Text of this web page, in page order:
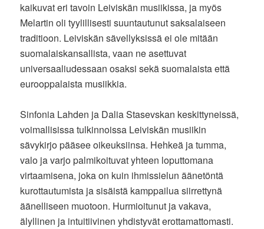
kaikuvat eri tavoin Leiviskän musiikissa, ja myös
Melartin oli tyylillisesti suuntautunut saksalaiseen
traditioon. Leiviskän sävellyksissä ei ole mitään
suomalaiskansallista, vaan ne asettuvat
universaaliudessaan osaksi sekä suomalaista että
eurooppalaista musiikkia.
Sinfonia Lahden ja Dalia Stasevskan keskittyneissä,
voimallisissa tulkinnoissa Leiviskän musiikin
sävykirjo pääsee oikeuksiinsa. Hehkeä ja tumma,
valo ja varjo palmikoituvat yhteen loputtomana
virtaamisena, joka on kuin ihmissielun äänetöntä
kurottautumista ja sisäistä kamppailua siirrettynä
äänelliseen muotoon. Hurmioitunut ja vakava,
älyllinen ja intuitiivinen yhdistyvät erottamattomasti.